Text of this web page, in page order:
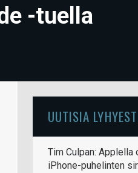
-tuella
UUTISIA
Tim Culpan: Applella
iPhone-puhelinten